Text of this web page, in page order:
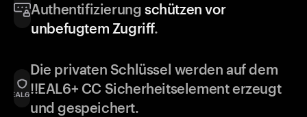
Authentifizierung schützen vor
unbefugtem Zugriff.
Die privaten Schlüssel werden auf dem
!!EAL6+ CC Sicherheitselement erzeugt
und gespeichert.